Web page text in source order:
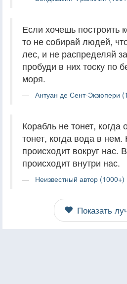
Если хочешь построить
то не собирай людей,
лес, и не распределяй
пробуди в них тоску по
моря.
Антуан де Сент-Экзюпери
Корабль не тонет,
тонет, когда вода в
происходит вокруг нас.
происходит внутри нас.
Неизвестный автор (1000+)
Показать